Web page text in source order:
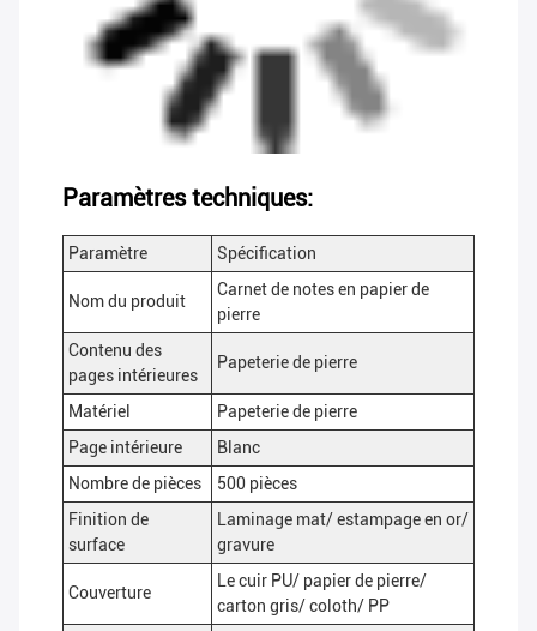
Paramètres techniques:
Paramètre Spécification
Nom du produit
Carnet de notes en papier de
pierre
Contenu des
pages intérieures
Papeterie de pierre
Matériel
Papeterie de pierre
Page intérieure
Blanc
Nombre de pièces
500 pièces
Finition de
surface
Laminage mat/ estampage en or/
gravure
Couverture
Le cuir PU/ papier de pierre/
carton gris/ coloth/ PP